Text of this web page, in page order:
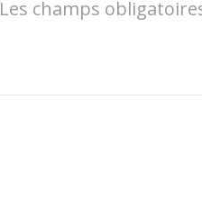
Les champs